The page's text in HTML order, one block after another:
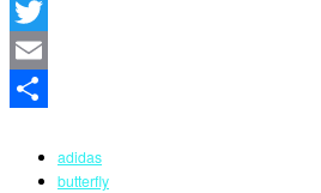
Facebook
Twitter
Email
adidas
butterfly